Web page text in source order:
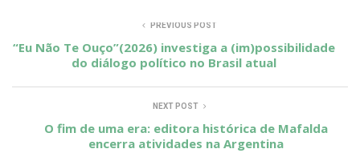
PREVIOUS POST
“Eu Não Te Ouço”(2026) investiga a (im)possibilidade
do diálogo político no Brasil atual
NEXT POST
O fim de uma era: editora histórica de Mafalda
encerra atividades na Argentina